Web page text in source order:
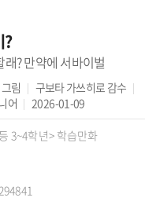
?
? 만약에 서바이벌
그림 구보타 가쓰히로 감수
어 2026-01-09
3~4학년> 학습만화